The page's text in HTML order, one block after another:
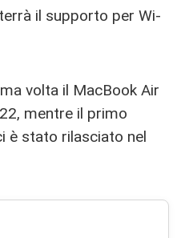
il supporto per Wi-
volta il MacBook Air
mentre il primo
è stato rilasciato nel